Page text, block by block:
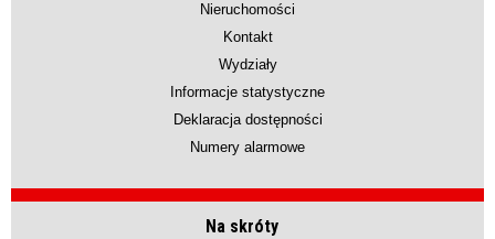
Nieruchomości
Kontakt
Wydziały
Informacje statystyczne
Deklaracja dostępności
Numery alarmowe
Na skróty